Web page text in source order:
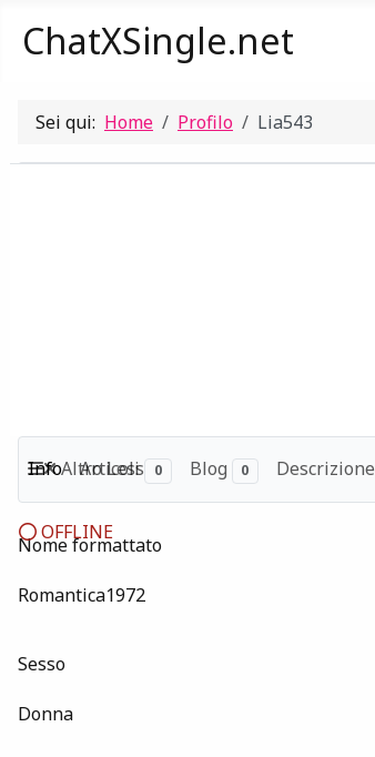
ChatXSingle.net
Sei qui: Home Profilo Lia543
OFFLINE
Info Articoli 0 Blog 0 Descrizione
AltroLess
Nome formattato
Romantica1972
Sesso
Donna